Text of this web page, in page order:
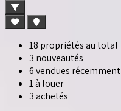
18 propriétés au total
3 nouveautés
6 vendues récemment
1 à louer
3 achetés